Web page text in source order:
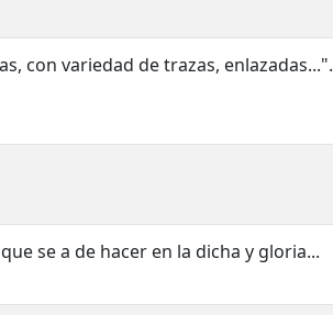
con variedad de trazas, enlazadas...".
se a de hacer en la dicha y gloria...